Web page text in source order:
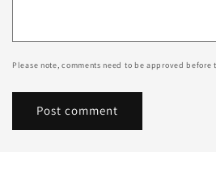
Please note, comments need to be approved before